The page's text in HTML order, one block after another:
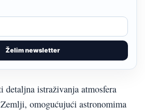
Želim newsletter
detaljna istraživanja atmosfera
omogućujući astronomima